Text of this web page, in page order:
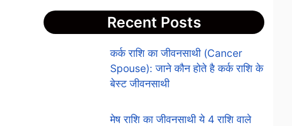
Recent Posts
कर्क राशि का जीवनसाथी (Cancer
Spouse): जाने कौन होते है कर्क राशि के
बेस्ट जीवनसाथी
मेष राशि का जीवनसाथी ये 4 राशि वाले